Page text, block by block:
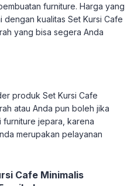
furniture. Harga yang
kualitas Set Kursi Cafe
yang bisa segera Anda
produk Set Kursi Cafe
atau Anda pun boleh jika
jepara, karena
merupakan pelayanan
Cafe Minimalis